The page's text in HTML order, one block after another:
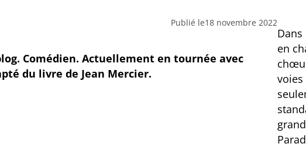
Publié le18 novembre 2022
Comédien. Actuellement en tournée avec
du livre de Jean Mercier.
en
voies